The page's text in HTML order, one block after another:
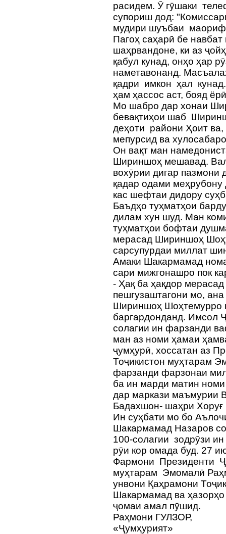
расидем. Ӯ гӯшаки
супориш дод:
мудири шуъбаи
Пагоҳ саҳарӣ бе
шаҳрвандоне, ки аз
қабул кунад, онҳо ҳар
наметавонанд.
қадри имкон ҳал
ҳам ҳассос аст, бояд
Мо шабро дар хонаи
бевақтиҳои шаб
деҳоти райони Ҳоит
мепурсид ва
Он вақт ман
Шириншоҳ мешавад.
вохӯрии дигар
қадар одами меҳрубону
кас шефтаи дидору
Баъдҳо туҳматҳои
дилам хун шуд. Ман
туҳматҳои бофтаи
мерасад Шириншоҳ
сарсупурдаи миллат
Амаки Шакармамад
сари мижгонашро пок
- Ҳақ ба ҳақдор
пешгузаштагони мо,
Шириншоҳ Шоҳтемурро
баргардонданд. Имсол
солагии ин фарзанди
ман аз номи ҳамаи
ҷумҳурӣ, хоссатан аз
Тоҷикистон муҳтарам
фарзанди фарзонаи
ба ин марди матин
дар маркази маъмурии
Бадахшон- шаҳри
Ин суҳбати мо бо
Шакармамад Назаров
100-солагии зодрӯзи
рӯи кор омада буд. 27
Фармони Президенти
муҳтарам Эмомалӣ
унвони Қаҳрамони
Шакармамад ва
ҷомаи амал пӯшид.
Раҳмони ГУЛЗОР,
«Ҷумҳурият»